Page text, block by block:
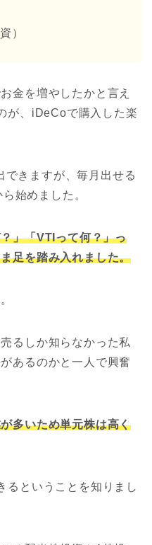
）
金を増やしたかと言え
が、iDeCoで購入した楽
きますが、毎月出せる
始めました。
」「VTIって何？」っ
足を踏み入れました。
るしか知らなかった私
あるのかと一人で興奮
多いため単元株は高く
るということを知りまし